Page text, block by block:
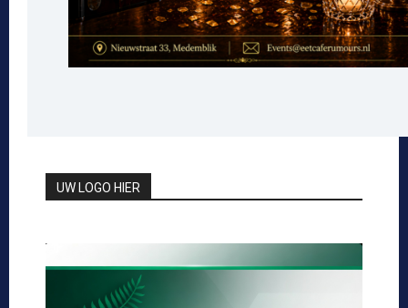
UW LOGO HIER